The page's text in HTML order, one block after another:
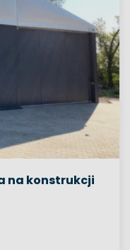
na konstrukcji